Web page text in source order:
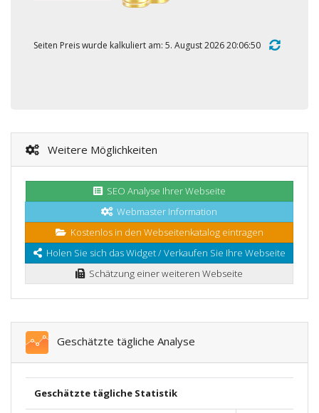
Seiten Preis wurde kalkuliert am: 5. August 2026 20:06:50
Weitere Möglichkeiten
SEO Analyse Ihrer Webseite
Webmaster Information
Kostenlos in den Webseitenkatalog eintragen
Holen Sie sich das Widget / Verkaufen Sie Ihre Webseite
Schätzung einer weiteren Webseite
Geschätzte tägliche Analyse
Geschätzte tägliche Statistik